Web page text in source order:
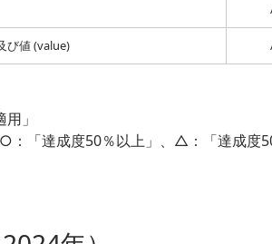
び値 (value)
」
「達成度50％以上」、△：「達成度